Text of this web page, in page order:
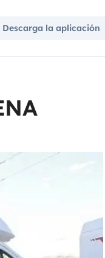
Descarga la aplicación